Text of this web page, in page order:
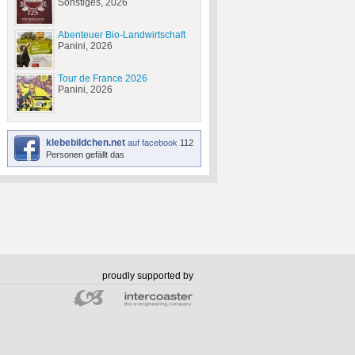
Sonstiges, 2026
Abenteuer Bio-Landwirtschaft
Panini, 2026
Tour de France 2026
Panini, 2026
klebebildchen.netauf facebook 112
Personen gefällt das
proudly supported by